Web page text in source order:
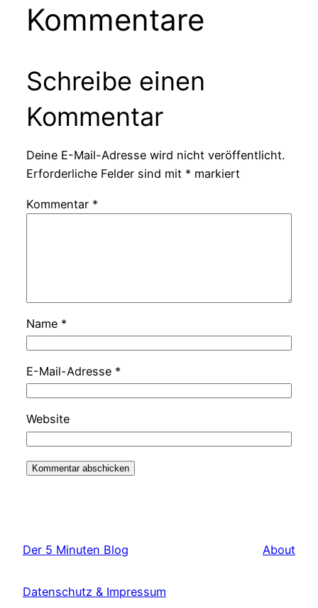
Kommentare
Schreibe einen
Kommentar
Deine E-Mail-Adresse wird nicht veröffentlicht.
Erforderliche Felder sind mit * markiert
Kommentar *
Name *
E-Mail-Adresse *
Website
Der 5 Minuten Blog About
Datenschutz & Impressum